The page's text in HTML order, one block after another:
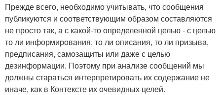
Прежде всего, необходимо учитывать, что сообщения
публикуются и соответствующим образом составляются
не просто так, а с какой-то определенной целью - с целью
то ли информирования, то ли описания, то ли призыва,
предписания, самозащиты или даже с целью
дезинформации. Поэтому при анализе сообщений мы
должны стараться интерпретировать их содержание не
иначе, как в Контексте их очевидных целей.